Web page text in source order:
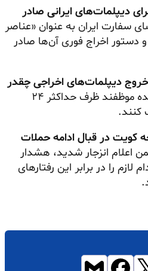
دیپلمات‌های ایرانی صادر
سفارت ایران به عنوان «عناصر
اخراج فوری آن‌ها صادر
دیپلمات‌های اخراجی چقدر
کارمندان اخراج شده موظفند ظرف حداکثر ۲۴
کنند.
کویت در قبال ادامه حملات
اعلام انزجار شدید، هشدار
را در برابر این رفتارهای